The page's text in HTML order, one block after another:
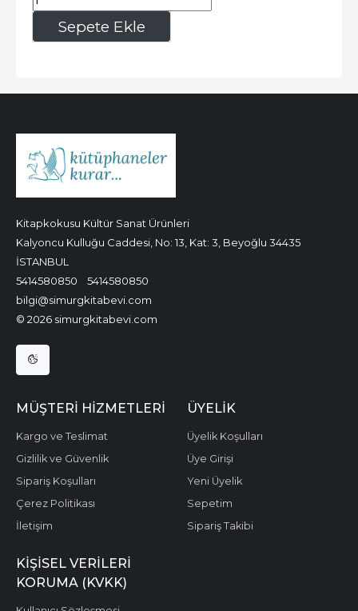
Sepete Ekle
212,00
Kitapkokusu Kültür Sanat Ürünleri
Kalyoncu Kulluğu Caddesi, No: 13, Kat: 3, Beyoğlu 34435
İSTANBUL
5414580850
5414580850
bilgi@simurgkitabevi.com
© 2026 simurgkitabevi.com
MÜŞTERI HIZMETLERI
Kargo ve Teslimat
Gizlilik ve Güvenlik
Sipariş Koşulları
Çerez Politikası
İletişim
ÜYELIK
Üyelik Koşulları
Üye Girişi
Yeni Üyelik
Sepetim
Sipariş Takibi
KIŞISEL VERILERI
KORUMA (KVKK)